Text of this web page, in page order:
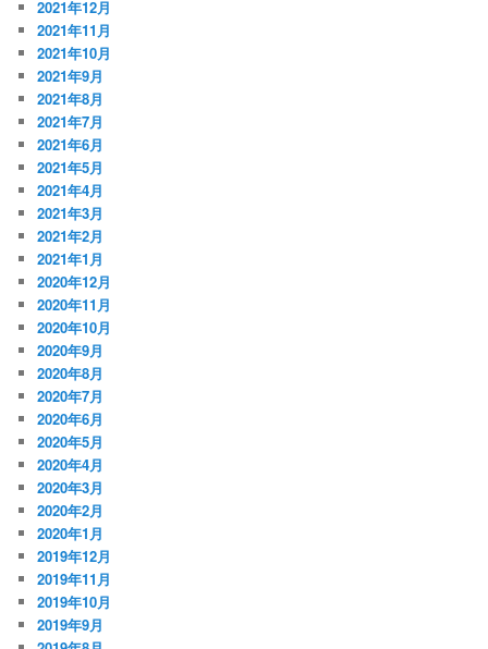
2021年12月
2021年11月
2021年10月
2021年9月
2021年8月
2021年7月
2021年6月
2021年5月
2021年4月
2021年3月
2021年2月
2021年1月
2020年12月
2020年11月
2020年10月
2020年9月
2020年8月
2020年7月
2020年6月
2020年5月
2020年4月
2020年3月
2020年2月
2020年1月
2019年12月
2019年11月
2019年10月
2019年9月